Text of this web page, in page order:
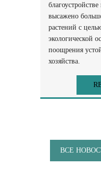
высажено
растений с
экологической
поощрения
хозяйства.
ВСЕ